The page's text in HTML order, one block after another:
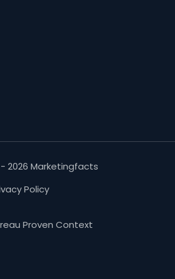
2026 Marketingfacts
Policy
Proven Context